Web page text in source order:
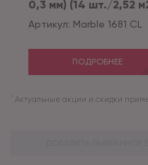
0,3 мм) (14 шт./2,52
Артикул: Marble 1681 CL
ПОДРОБНЕЕ
* Актуальные акции и скидки